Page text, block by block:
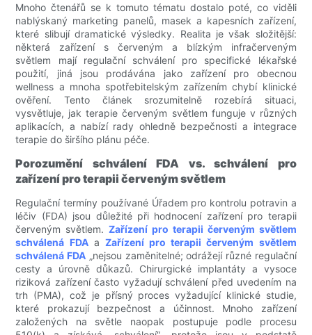
Mnoho čtenářů se k tomuto tématu dostalo poté, co viděli
nablýskaný marketing panelů, masek a kapesních zařízení,
které slibují dramatické výsledky. Realita je však složitější:
některá zařízení s červeným a blízkým infračerveným
světlem mají regulační schválení pro specifické lékařské
použití, jiná jsou prodávána jako zařízení pro obecnou
wellness a mnoha spotřebitelským zařízením chybí klinické
ověření. Tento článek srozumitelně rozebírá situaci,
vysvětluje, jak terapie červeným světlem funguje v různých
aplikacích, a nabízí rady ohledně bezpečnosti a integrace
terapie do širšího plánu péče.
Porozumění schválení FDA vs. schválení pro
zařízení pro terapii červeným světlem
Regulační termíny používané Úřadem pro kontrolu potravin a
léčiv (FDA) jsou důležité při hodnocení zařízení pro terapii
červeným světlem. Zařízení pro terapii červeným světlem
schválená FDAa Zařízení pro terapii červeným světlem
schválená FDA „nejsou zaměnitelné; odrážejí různé regulační
cesty a úrovně důkazů. Chirurgické implantáty a vysoce
riziková zařízení často vyžadují schválení před uvedením na
trh (PMA), což je přísný proces vyžadující klinické studie,
které prokazují bezpečnost a účinnost. Mnoho zařízení
založených na světle naopak postupuje podle procesu